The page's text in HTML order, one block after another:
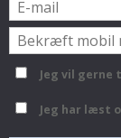
Jeg vil
Jeg har læst